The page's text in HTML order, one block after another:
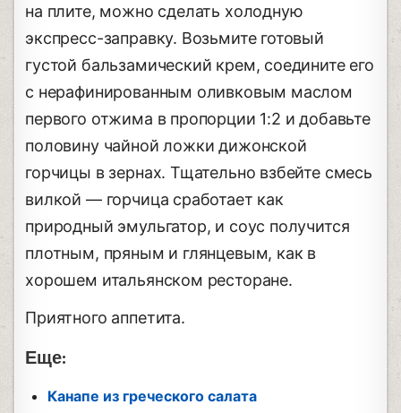
на плите, можно сделать холодную
экспресс-заправку. Возьмите готовый
густой бальзамический крем, соедините его
с нерафинированным оливковым маслом
первого отжима в пропорции 1:2 и добавьте
половину чайной ложки дижонской
горчицы в зернах. Тщательно взбейте смесь
вилкой — горчица сработает как
природный эмульгатор, и соус получится
плотным, пряным и глянцевым, как в
хорошем итальянском ресторане.
Приятного аппетита.
Еще:
Канапе из греческого салата